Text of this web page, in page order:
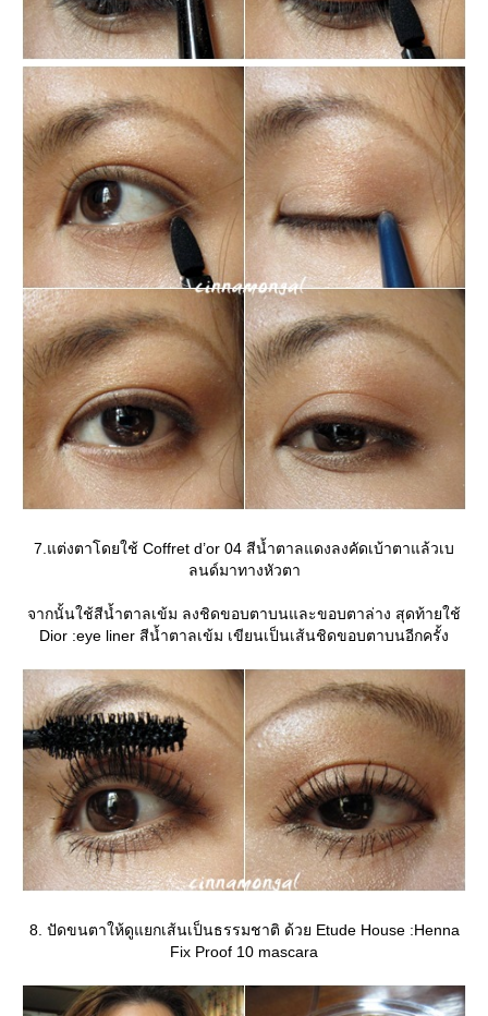
7.แต่งตาโดยใช้ Coffret d’or 04 สีน้ำตาลแดงลงคัดเบ้าตาแล้วเบ
ลนด์มาทางหัวตา
จากนั้นใช้สีน้ำตาลเข้ม ลงชิดขอบตาบนและขอบตาล่าง สุดท้ายใช้
Dior :eye liner สีน้ำตาลเข้ม เขียนเป็นเส้นชิดขอบตาบนอีกครั้ง
8. ปัดขนตาให้ดูแยกเส้นเป็นธรรมชาติ ด้วย Etude House :Henna
Fix Proof 10 mascara